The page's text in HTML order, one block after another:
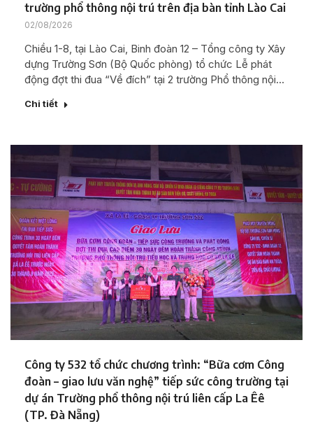
trường phổ thông nội trú trên địa bàn tỉnh Lào Cai
02/08/2026
Chiều 1-8, tại Lào Cai, Binh đoàn 12 – Tổng công ty Xây
dựng Trường Sơn (Bộ Quốc phòng) tổ chức Lễ phát
động đợt thi đua “Về đích” tại 2 trường Phổ thông nội…
Chi tiết
Công ty 532 tổ chức chương trình: “Bữa cơm Công
đoàn – giao lưu văn nghệ” tiếp sức công trường tại
dự án Trường phổ thông nội trú liên cấp La Êê
(TP. Đà Nẵng)